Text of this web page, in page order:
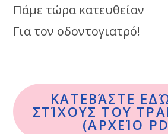
Πάμε τώρα κατευθείαν
Για τον οδοντογιατρό!
ΚΑΤΕΒΆΣΤΕ
ΣΤΊΧΟΥΣ ΤΟΥ
(ΑΡΧΕΊΟ